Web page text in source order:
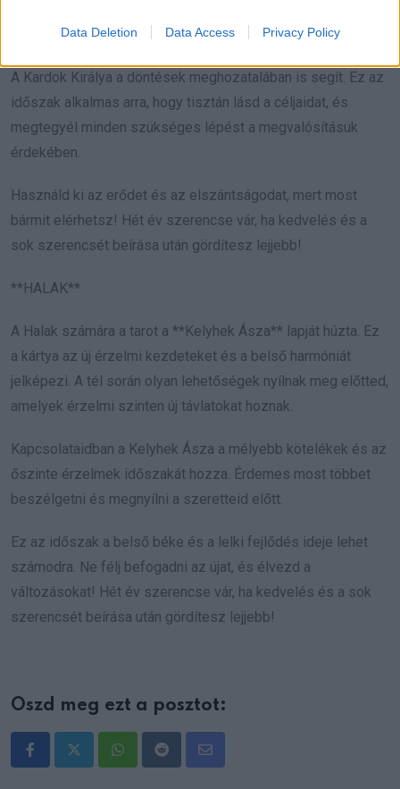
Data Deletion Data Access Privacy Policy
kiállj az érdekeidért, és ne félj kimondani az igazságot.
A Kardok Királya a döntések meghozatalában is segít. Ez az
időszak alkalmas arra, hogy tisztán lásd a céljaidat, és
megtegyél minden szükséges lépést a megvalósításuk
érdekében.
Használd ki az erődet és az elszántságodat, mert most
bármit elérhetsz! Hét év szerencse vár, ha kedvelés és a
sok szerencsét beírása után gördítesz lejjebb!
**HALAK**
A Halak számára a tarot a **Kelyhek Ásza** lapját húzta. Ez
a kártya az új érzelmi kezdeteket és a belső harmóniát
jelképezi. A tél során olyan lehetőségek nyílnak meg előtted,
amelyek érzelmi szinten új távlatokat hoznak.
Kapcsolataidban a Kelyhek Ásza a mélyebb kötelékek és az
őszinte érzelmek időszakát hozza. Érdemes most többet
beszélgetni és megnyílni a szeretteid előtt.
Ez az időszak a belső béke és a lelki fejlődés ideje lehet
számodra. Ne félj befogadni az újat, és élvezd a
változásokat! Hét év szerencse vár, ha kedvelés és a sok
szerencsét beírása után gördítesz lejjebb!
Oszd meg ezt a posztot:
WhatsappRedditShare